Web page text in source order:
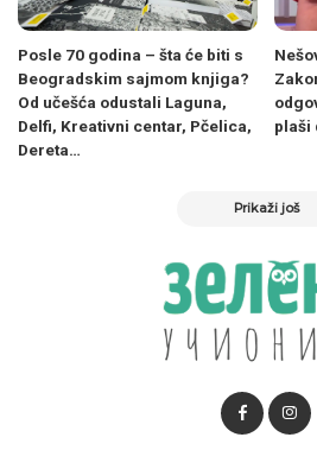
Posle 70 godina – šta će biti s
Beogradskim sajmom knjiga?
Od učešća odustali Laguna,
Delfi, Kreativni centar, Pčelica,
Dereta…
plaši
Prikaži još